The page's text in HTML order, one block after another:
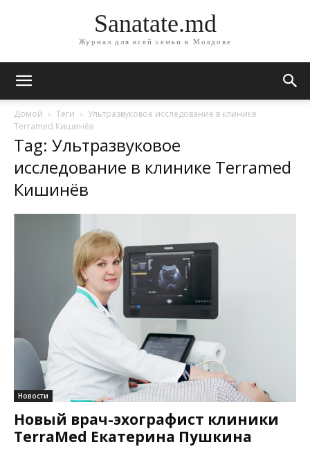
Sanatate.md
Журнал для всей семьи в Молдове
Домой Теги
Ультразвуковое исследование в клинике
Terramed Кишинёв
Tag: Ультразвуковое
исследование в клинике Terramed
Кишинёв
Новости
Новый врач-эхографист клиники
TerraMed Екатерина Пушкина